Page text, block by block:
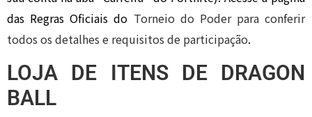
das Regras Oficiais do Torneio do Poder para conferir
todos os detalhes e requisitos de participação.
LOJA DE ITENS DE DRAGON
BALL